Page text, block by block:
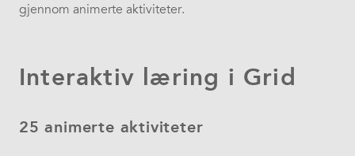
gjennom animerte aktiviteter.
Interaktiv læring i Grid
25 animerte aktiviteter